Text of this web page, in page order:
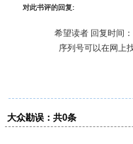
对此书评的回复:
希望读者 回复时间
序列号可以在网上
大众勘误：共0条